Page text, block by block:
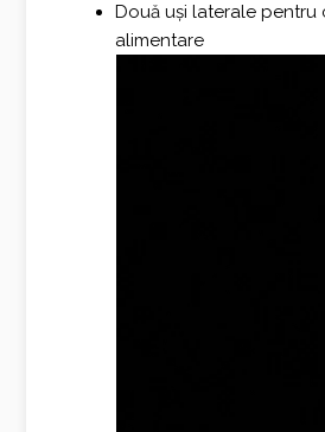
Două uși laterale pentru
alimentare